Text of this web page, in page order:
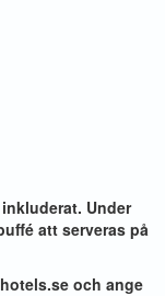
Under
att serveras på
och ange